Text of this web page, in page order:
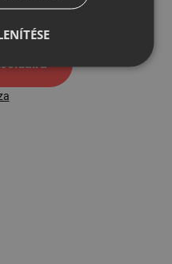
nyítóoldalra